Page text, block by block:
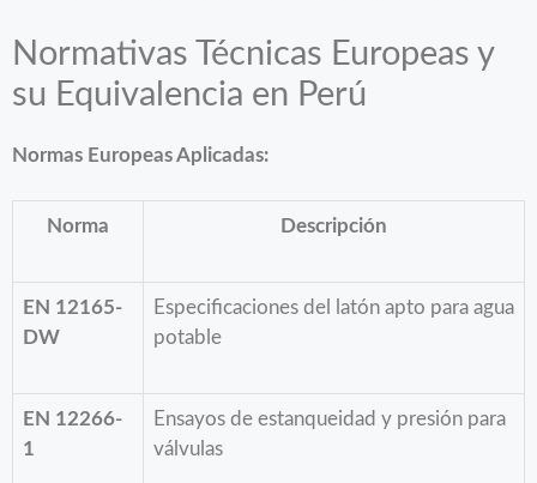
Normativas Técnicas Europeas y
su Equivalencia en Perú
Normas Europeas Aplicadas:
Norma Descripción
EN 12165-
DW
Especificaciones del latón apto para agua
potable
EN 12266-
1
Ensayos de estanqueidad y presión para
válvulas